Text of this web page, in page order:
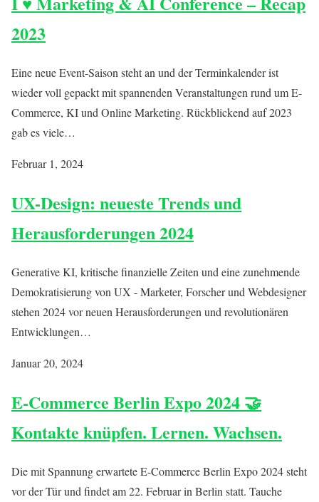
2023
Eine neue Event-Saison steht an und der Terminkalender ist
wieder voll gepackt mit spannenden Veranstaltungen rund um E-
Commerce, KI und Online Marketing. Rückblickend auf 2023
gab es viele…
Februar 1, 2024
UX-Design: neueste Trends und
Herausforderungen 2024
Generative KI, kritische finanzielle Zeiten und eine zunehmende
Demokratisierung von UX - Marketer, Forscher und Webdesigner
stehen 2024 vor neuen Herausforderungen und revolutionären
Entwicklungen…
Januar 20, 2024
E-Commerce Berlin Expo 2024 🤝
Kontakte knüpfen. Lernen. Wachsen.
Die mit Spannung erwartete E-Commerce Berlin Expo 2024 steht
vor der Tür und findet am 22. Februar in Berlin statt. Tauche